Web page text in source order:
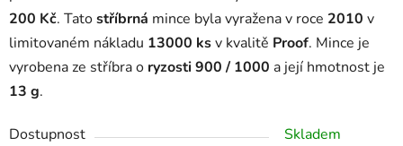
200 Kč. Tatostříbrná mince byla vyražena v roce 2010 v
limitovaném nákladu 13000 ksv kvalitě Proof. Mince je
vyrobena ze stříbra o ryzosti 900 / 1000 a její hmotnost je
13 g.
Dostupnost
Skladem